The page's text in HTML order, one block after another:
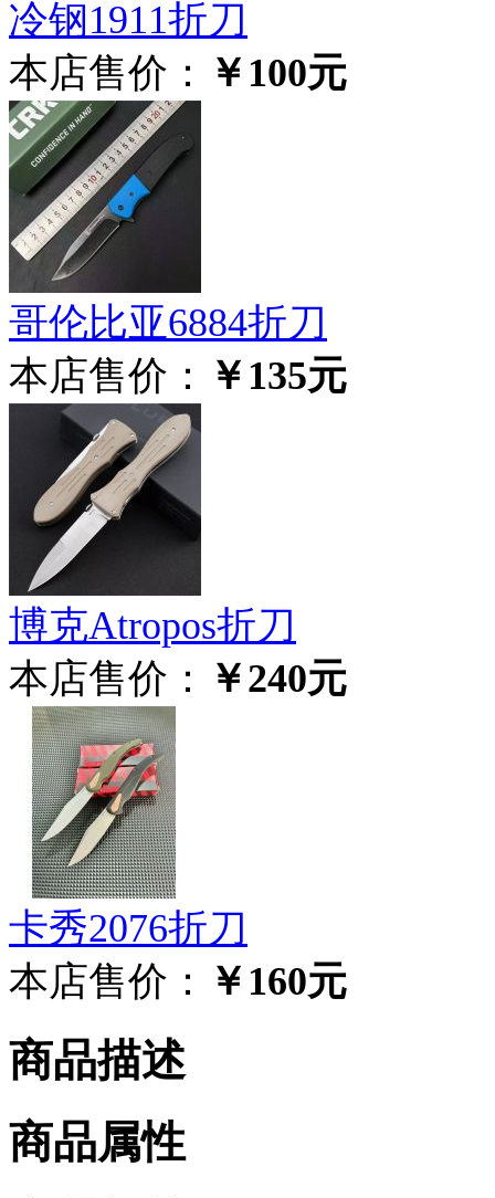
冷钢1911折刀
本店售价： ￥100元
哥伦比亚6884折刀
本店售价： ￥135元
博克Atropos折刀
本店售价： ￥240元
卡秀2076折刀
本店售价： ￥160元
商品描述
商品属性